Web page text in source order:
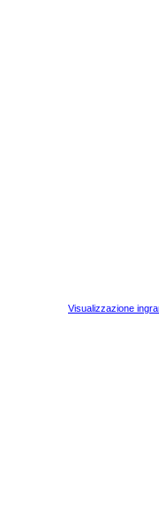
Visualizzazione